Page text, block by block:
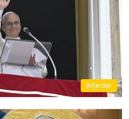
(H)arctér